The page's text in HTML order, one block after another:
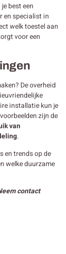
best een
en specialist in
welk toestel aan
voor een
De overheid
installatie kun je
zijn de
van
.
en trends op de
welke duurzame
contact